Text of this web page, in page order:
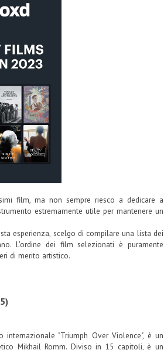
film, ma non sempre riesco a dedicare a
estremamente utile per mantenere un
esperienza, scelgo di compilare una lista dei
L'ordine dei film selezionati è puramente
di merito artistico.
"Triumph Over Violence", è un
Mikhail Romm. Diviso in 15 capitoli, è un